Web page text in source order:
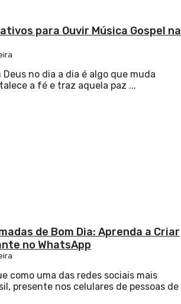
para Ouvir Música Gospel na
no dia a dia é algo que muda
a fé e traz aquela paz ...
de Bom Dia: Aprenda a Criar
no WhatsApp
como uma das redes sociais mais
presente nos celulares de pessoas de